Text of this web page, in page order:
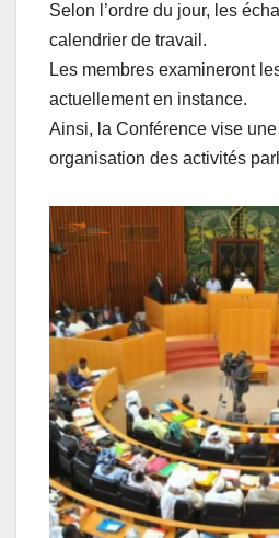
Selon l’ordre du jour, les
calendrier de travail.
Les membres examineront
actuellement en instance.
Ainsi, la Conférence vise
organisation des activités